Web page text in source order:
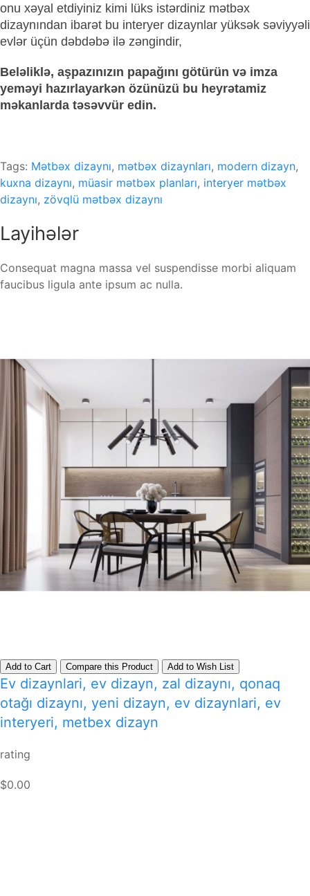
onu xəyal etdiyiniz kimi lüks istərdiniz mətbəx
dizaynından ibarət bu interyer dizaynlar yüksək səviyyəli
evlər üçün dəbdəbə ilə zəngindir,
Beləliklə, aşpazınızın papağını götürün və imza
yeməyi hazırlayarkən özünüzü bu heyrətamiz
məkanlarda təsəvvür edin.
Tags: Mətbəx dizaynı, mətbəx dizaynları, modern dizayn,
kuxna dizaynı, müasir mətbəx planları, interyer mətbəx
dizaynı, zövqlü mətbəx dizaynı
Layihələr
Consequat magna massa vel suspendisse morbi aliquam
faucibus ligula ante ipsum ac nulla.
Add to Cart Compare this Product Add to Wish List
Ev dizaynlari, ev dizayn, zal dizaynı, qonaq
otağı dizaynı, yeni dizayn, ev dizaynlari, ev
interyeri, metbex dizayn
rating
$0.00